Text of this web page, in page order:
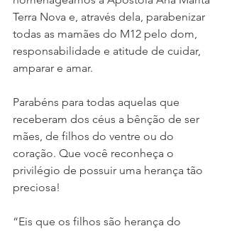
Terra Nova e, através dela, parabenizar
todas as mamães do M12 pelo dom,
responsabilidade e atitude de cuidar,
amparar e amar.
Parabéns para todas aquelas que
receberam dos céus a bênção de ser
mães, de filhos do ventre ou do
coração. Que você reconheça o
privilégio de possuir uma herança tão
preciosa!
“Eis que os filhos são herança do